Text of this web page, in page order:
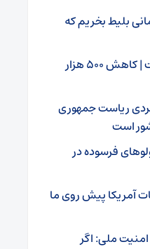
بلیط بخریم که
رکورد ریزش طلا شکست | کاهش ۵۰۰ هزار
ریاست جمهوری
است
فرسوده در
آمریکا پیش روی ما
ملی: اگر